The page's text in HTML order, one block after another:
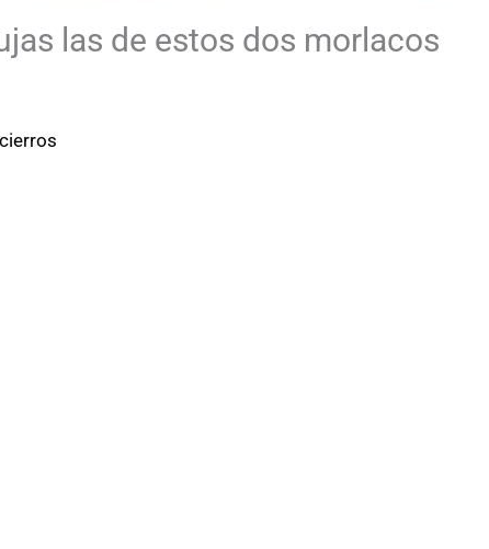
las de estos dos morlacos